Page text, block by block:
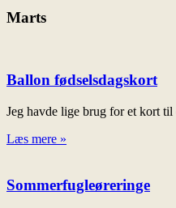
Marts
Ballon fødselsdagskort
Jeg havde lige brug for et kort
Læs mere »
Sommerfugleøreringe